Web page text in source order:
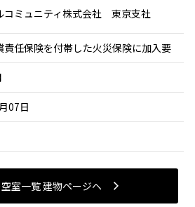
コミュニティ株式会社 東京支社
責任保険を付帯した火災保険に加入要
07日
室一覧 建物ページヘ